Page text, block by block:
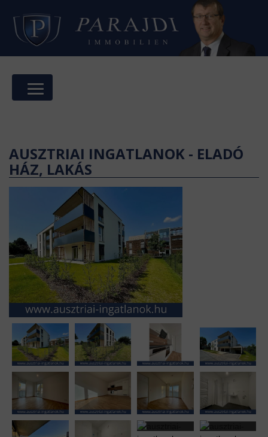
AUSZTRIAI INGATLANOK - ELADÓ
HÁZ, LAKÁS